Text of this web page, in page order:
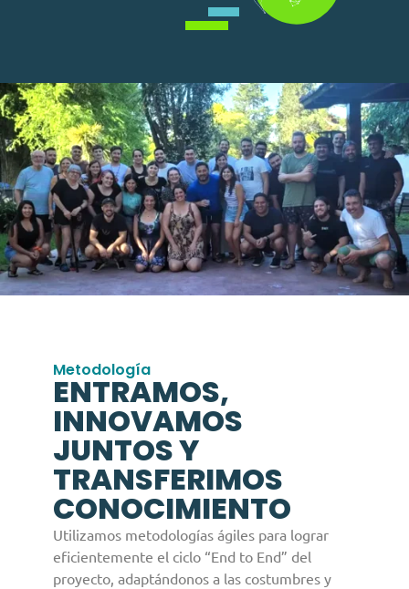
Metodología
ENTRAMOS,
INNOVAMOS
JUNTOS Y
TRANSFERIMOS
CONOCIMIENTO
Utilizamos metodologías ágiles para lograr
eficientemente el ciclo “End to End” del
proyecto, adaptándonos a las costumbres y